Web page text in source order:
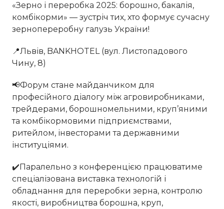
«Зерно і переробка 2025: борошно, бакалія,
комбікорми» — зустріч тих, хто формує сучасну
зернопереробну галузь України!
📍Львів, BANKHOTEL (вул. Листопадового
Чину, 8)
📢Форум стане майданчиком для
професійного діалогу між агровиробниками,
трейдерами, борошномельними, круп’яними
та комбікормовими підприємствами,
ритейлом, інвесторами та державними
інституціями.
✔️Паралельно з конференцією працюватиме
спеціалізована виставка технологій і
обладнання для переробки зерна, контролю
якості, виробництва борошна, круп,